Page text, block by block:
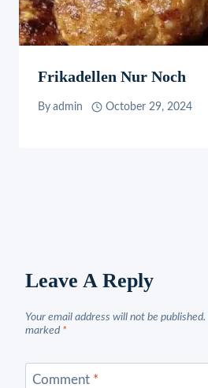
Frikadellen Nur Noch
By admin October 29, 2024
Leave A Reply
Your email address will not be published.
marked *
Comment *